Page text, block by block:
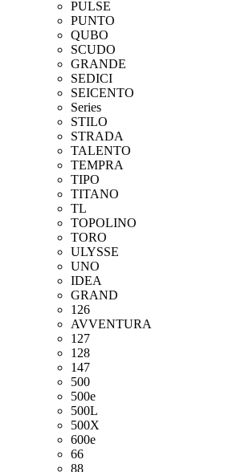
PULSE
PUNTO
QUBO
SCUDO
GRANDE
SEDICI
SEICENTO
Series
STILO
STRADA
TALENTO
TEMPRA
TIPO
TITANO
TL
TOPOLINO
TORO
ULYSSE
UNO
IDEA
GRAND
126
AVVENTURA
127
128
147
500
500e
500L
500X
600e
66
88